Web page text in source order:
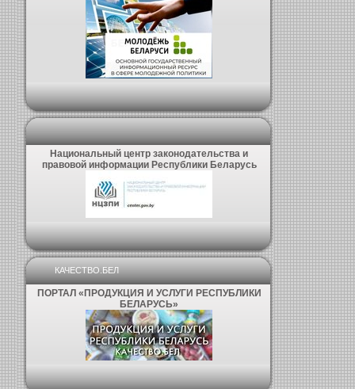
Национальный центр законодательства и
правовой информации Республики Беларусь
КАЧЕСТВО.БЕЛ
ПОРТАЛ «ПРОДУКЦИЯ И УСЛУГИ РЕСПУБЛИКИ
БЕЛАРУСЬ»